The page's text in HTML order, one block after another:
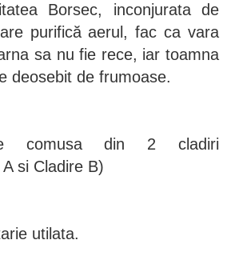
Borsec, inconjurata de
purifică aerul, fac ca vara
sa nu fie rece, iar toamna
deosebit de frumoase.
comusa din 2 cladiri
si Cladire B)
utilata.